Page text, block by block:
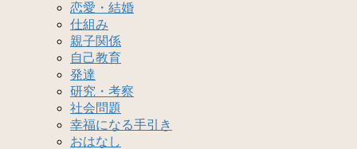
恋愛・結婚
仕組み
親子関係
自己教育
発達
研究・考察
社会問題
幸福になる手引き
おはなし